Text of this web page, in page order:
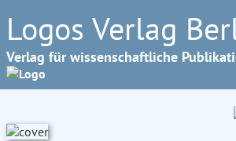
Logos Verlag
Verlag für wissenschaftliche